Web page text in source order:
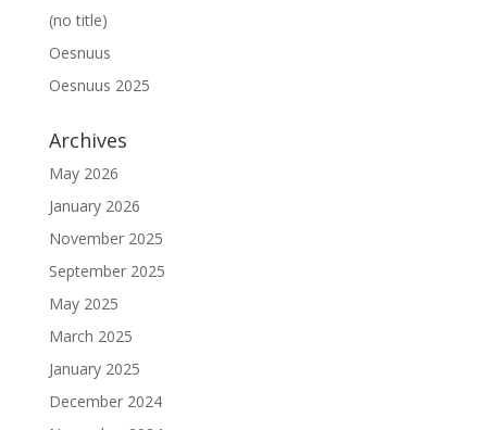
(no title)
Oesnuus
Oesnuus 2025
Archives
May 2026
January 2026
November 2025
September 2025
May 2025
March 2025
January 2025
December 2024